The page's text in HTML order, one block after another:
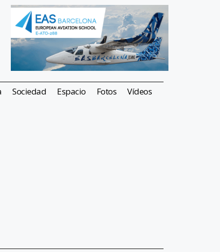
Sociedad Espacio Fotos Vídeos